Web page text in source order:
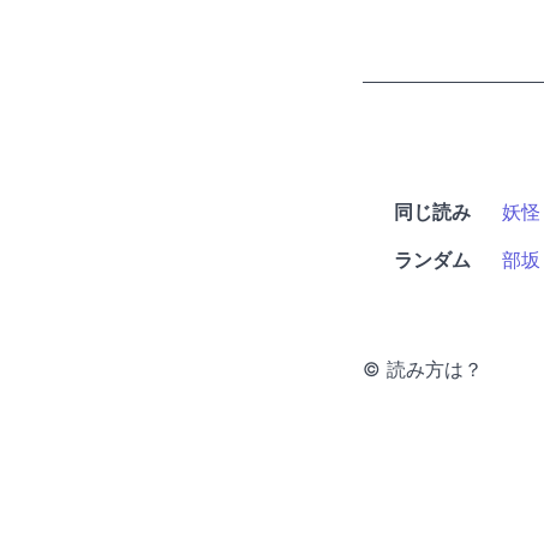
同じ読み 妖怪
ランダム
部坂
© 読み方は？